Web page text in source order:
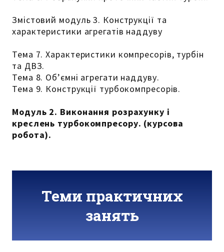
Змістовий модуль 3. Конструкції та
характеристики агрегатів наддуву
Тема 7. Характеристики компресорів, турбін
та ДВЗ.
Тема 8. Об’ємні агрегати наддуву.
Тема 9. Конструкції турбокомпресорів.
Модуль 2. Виконання розрахунку і
креслень турбокомпресору. (курсова
робота).
Теми практичних
занять